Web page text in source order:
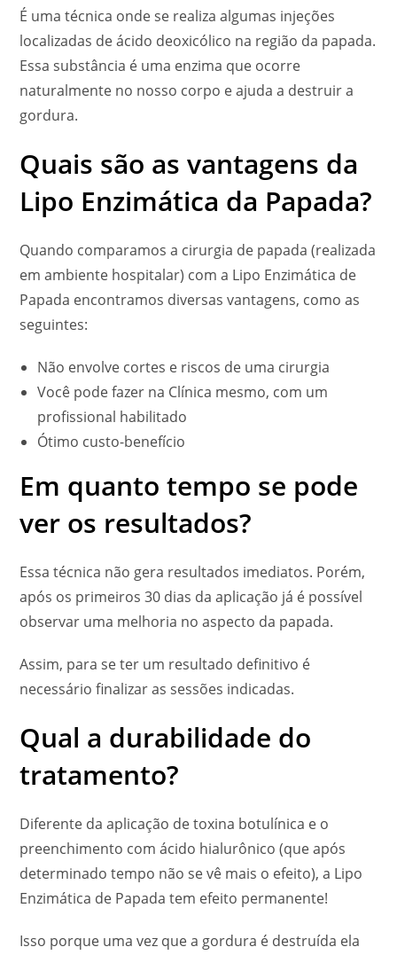
É uma técnica onde se realiza algumas injeções
localizadas de ácido deoxicólico na região da papada.
Essa substância é uma enzima que ocorre
naturalmente no nosso corpo e ajuda a destruir a
gordura.
Quais são as vantagens da
Lipo Enzimática da Papada?
Quando comparamos a cirurgia de papada (realizada
em ambiente hospitalar) com a Lipo Enzimática de
Papada encontramos diversas vantagens, como as
seguintes:
Não envolve cortes e riscos de uma cirurgia
Você pode fazer na Clínica mesmo, com um
profissional habilitado
Ótimo custo-benefício
Em quanto tempo se pode
ver os resultados?
Essa técnica não gera resultados imediatos. Porém,
após os primeiros 30 dias da aplicação já é possível
observar uma melhoria no aspecto da papada.
Assim, para se ter um resultado definitivo é
necessário finalizar as sessões indicadas.
Qual a durabilidade do
tratamento?
Diferente da aplicação de toxina botulínica e o
preenchimento com ácido hialurônico (que após
determinado tempo não se vê mais o efeito), a Lipo
Enzimática de Papada tem efeito permanente!
Isso porque uma vez que a gordura é destruída ela